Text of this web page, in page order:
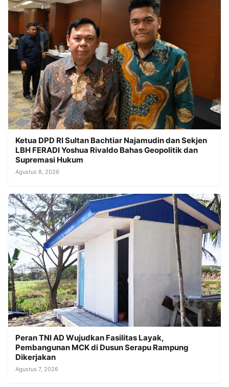
Ketua DPD RI Sultan Bachtiar Najamudin dan Sekjen
LBH FERADI Yoshua Rivaldo Bahas Geopolitik dan
Supremasi Hukum
Agustus 8, 2026
Peran TNI AD Wujudkan Fasilitas Layak,
Pembangunan MCK di Dusun Serapu Rampung
Dikerjakan
Agustus 7, 2026